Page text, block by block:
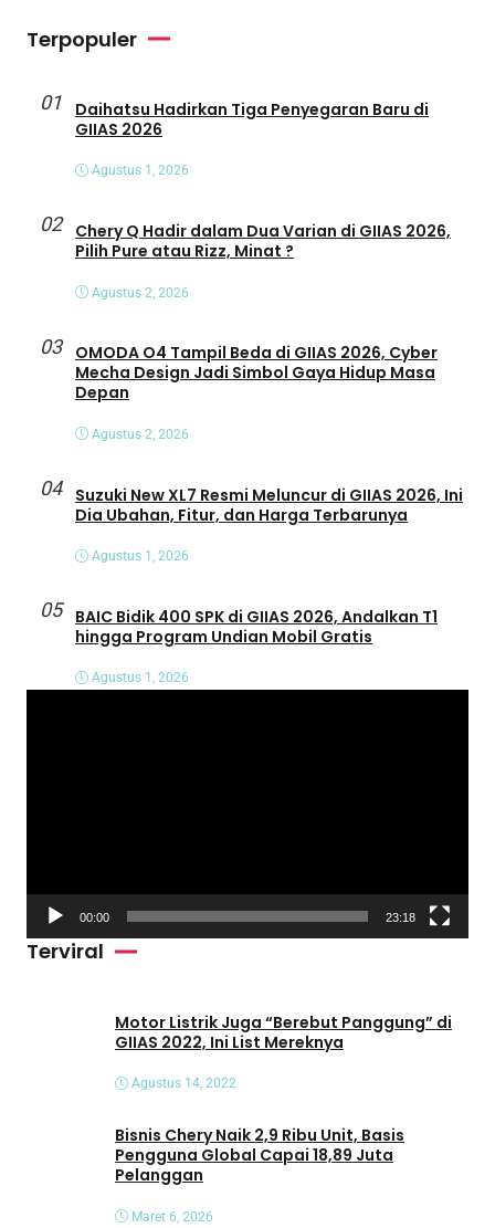
Terpopuler
01
Daihatsu Hadirkan Tiga Penyegaran Baru di
GIIAS 2026
Agustus 1, 2026
02
Chery Q Hadir dalam Dua Varian di GIIAS 2026,
Pilih Pure atau Rizz, Minat ?
Agustus 2, 2026
03
OMODA O4 Tampil Beda di GIIAS 2026, Cyber
Mecha Design Jadi Simbol Gaya Hidup Masa
Depan
Agustus 2, 2026
04
Suzuki New XL7 Resmi Meluncur di GIIAS 2026, Ini
Dia Ubahan, Fitur, dan Harga Terbarunya
Agustus 1, 2026
05
BAIC Bidik 400 SPK di GIIAS 2026, Andalkan T1
hingga Program Undian Mobil Gratis
Agustus 1, 2026
d
00:00 23:18
Terviral
Motor Listrik Juga “Berebut Panggung” di
GIIAS 2022, Ini List Mereknya
Agustus 14, 2022
Bisnis Chery Naik 2,9 Ribu Unit, Basis
Pengguna Global Capai 18,89 Juta
Pelanggan
Maret 6, 2026